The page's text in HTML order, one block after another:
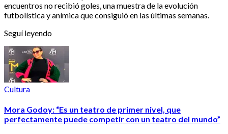
encuentros no recibió goles, una muestra de la evolución
futbolística y anímica que consiguió en las últimas semanas.
Seguí leyendo
Cultura
Mora Godoy: “Es un teatro de primer nivel, que
perfectamente puede competir con un teatro del mundo”